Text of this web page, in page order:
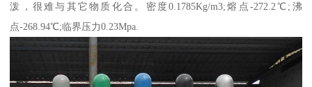
泼，很难与其它物质化合。密度0.1785Kg/m3;熔点-272.2℃;沸
点-268.94℃;临界压力0.23Mpa.